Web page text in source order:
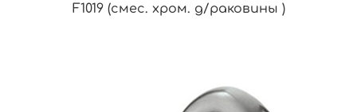
F1019 (смес. хром. д/раковины )